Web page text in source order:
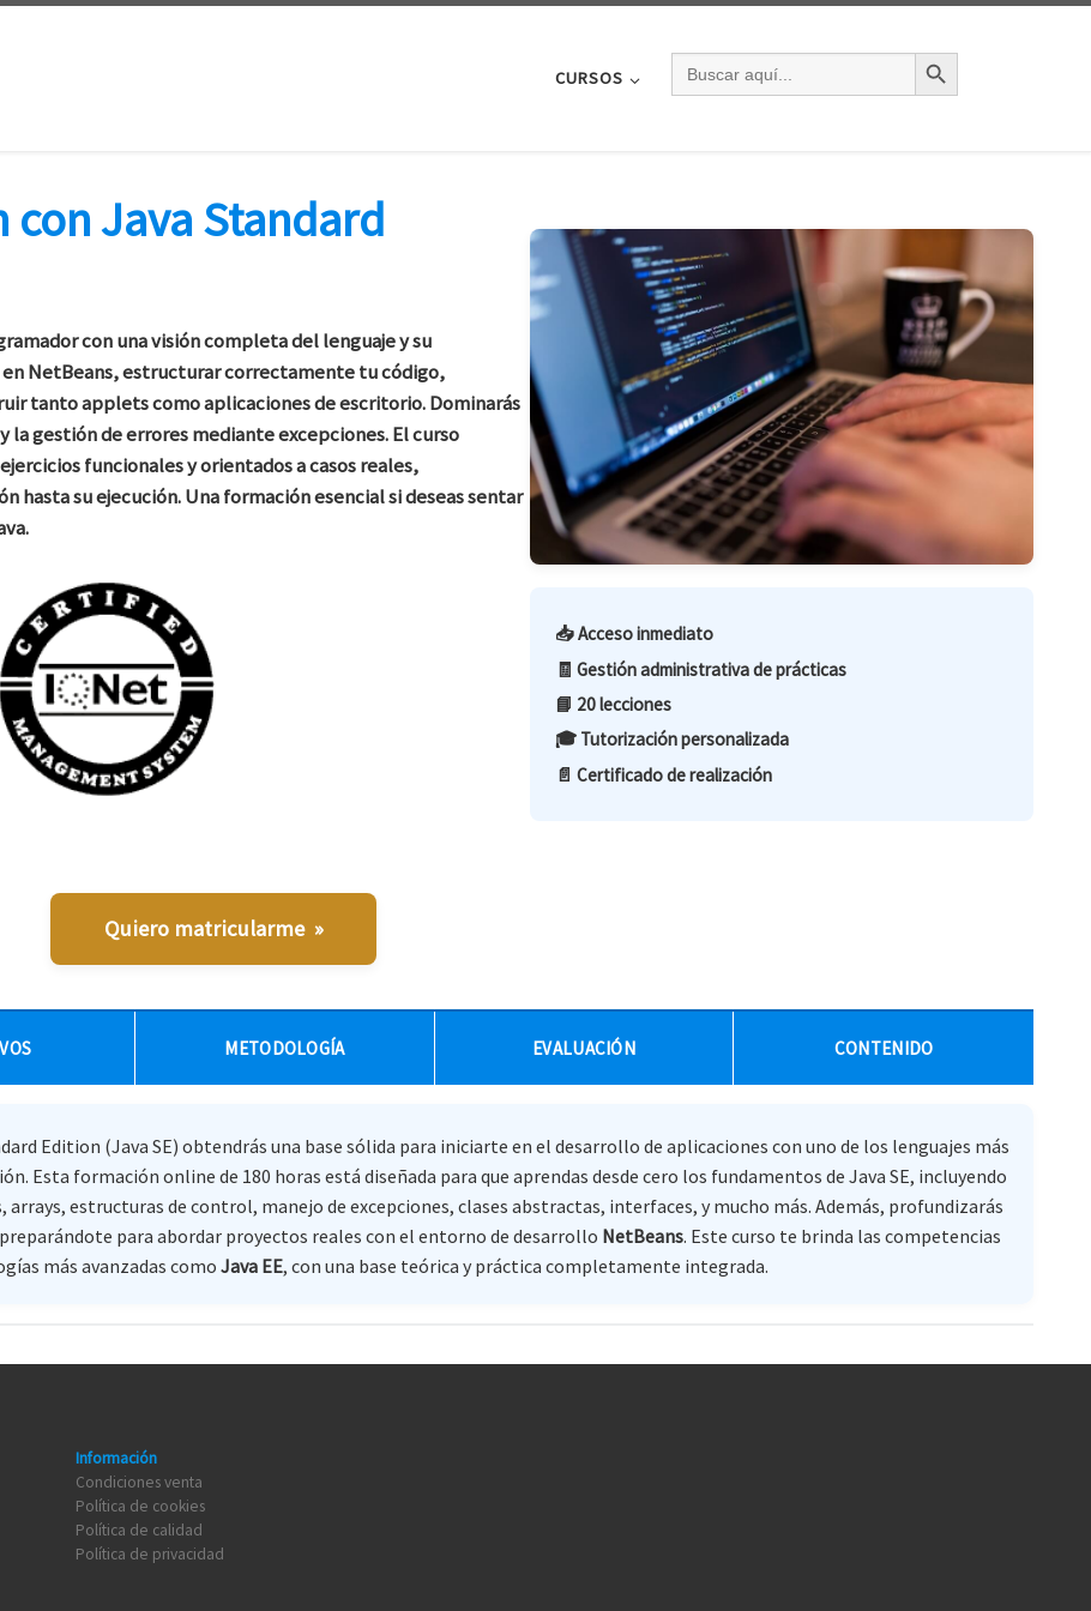
CURSOS
BUSCAR: BOTÓN DE
Java Standard
con una visión completa del lenguaje y su
NetBeans, estructurar correctamente tu código,
tanto applets como aplicaciones de escritorio. Dominarás
gestión de errores mediante excepciones. El curso
funcionales y orientados a casos reales,
su ejecución. Una formación esencial si deseas sentar
Quiero matricularme »
📥 Acceso inmediato
🧾 Gestión administrativa de prácticas
📘 20 lecciones
🎓 Tutorización personalizada
📄 Certificado de realización
METODOLOGÍA EVALUACIÓN CONTENIDO
Edition (Java SE) obtendrás una base sólida para iniciarte en el desarrollo de aplicaciones con uno de los lenguajes más
Esta formación online de 180 horas está diseñada para que aprendas desde cero los fundamentos de Java SE, incluyendo
arrays, estructuras de control, manejo de excepciones, clases abstractas, interfaces, y mucho más. Además, profundizarás
para abordar proyectos reales con el entorno de desarrollo NetBeans. Este curso te brinda las competencias
más avanzadas como Java EE, con una base teórica y práctica completamente integrada.
Información
Condiciones venta
Política de cookies
Política de calidad
Política de privacidad